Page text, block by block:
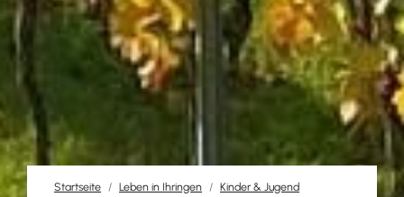
Startseite Leben in Ihringen
Kinder & Jugend